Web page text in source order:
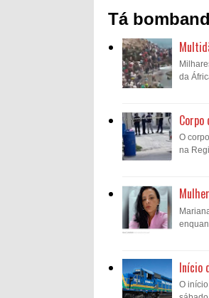
Tá
da
O
na
Início
O